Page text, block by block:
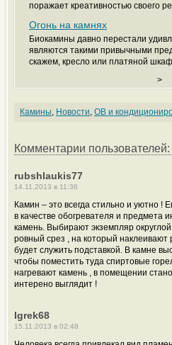
поражает креативностью своего
Огонь на камнях
Биокамины давно перестали
являются такими привычными
скажем, кресло или платяной
>
Камины, Новости, ОВ и
Комментарии пользователей:
rubshlaukis77
14.11.2013 в 11:36
Камин – это всегда стильно и уютно !
в качестве обогревателя и предмета
камень. Выбирают экземпляр
ровный срез , на который наклеивают
будет служить подставкой. В камне
чтобы поместить туда спиртовые
нагревают камень , в помещении
интерено выглядит !
Igrek68
15.11.2013 в 02:48